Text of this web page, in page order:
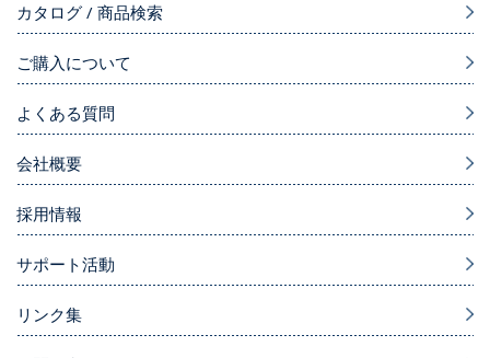
カタログ / 商品検索
ご購入について
よくある質問
会社概要
採用情報
サポート活動
リンク集